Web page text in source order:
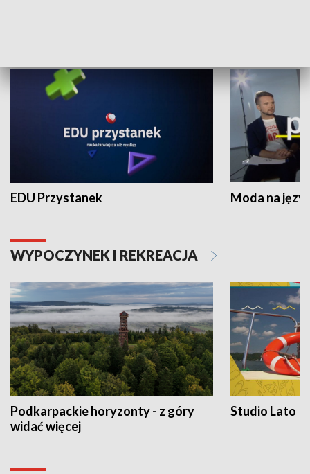
EDU Przystanek Moda na
WYPOCZYNEK I REKREACJA
Podkarpackie horyzonty - z góry
widać więcej
Studio Lato